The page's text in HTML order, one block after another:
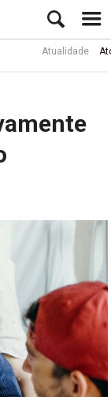
Atualidade Ator Rui